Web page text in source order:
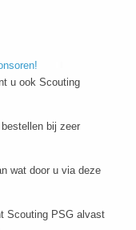
u ook Scouting
bij zeer
wat door u via deze
Scouting PSG alvast